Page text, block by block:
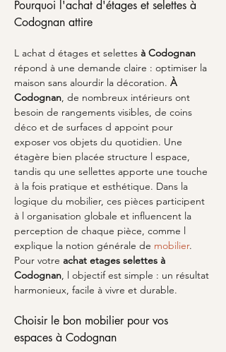
Pourquoi l'achat d'étages et selettes à
Codognan attire
L achat d étages et selettes à Codognan
répond à une demande claire : optimiser la
maison sans alourdir la décoration. À
Codognan, de nombreux intérieurs ont
besoin de rangements visibles, de coins
déco et de surfaces d appoint pour
exposer vos objets du quotidien. Une
étagère bien placée structure l espace,
tandis qu une sellettes apporte une touche
à la fois pratique et esthétique. Dans la
logique du mobilier, ces pièces participent
à l organisation globale et influencent la
perception de chaque pièce, comme l
explique la notion générale de mobilier.
Pour votre achat etages selettes à
Codognan, l objectif est simple : un résultat
harmonieux, facile à vivre et durable.
Choisir le bon mobilier pour vos
espaces à Codognan